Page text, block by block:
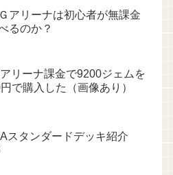
アリーナは初心者が無課金
るのか？
リーナ課金で9200ジェムを
で購入した（画像あり）
スタンダードデッキ紹介